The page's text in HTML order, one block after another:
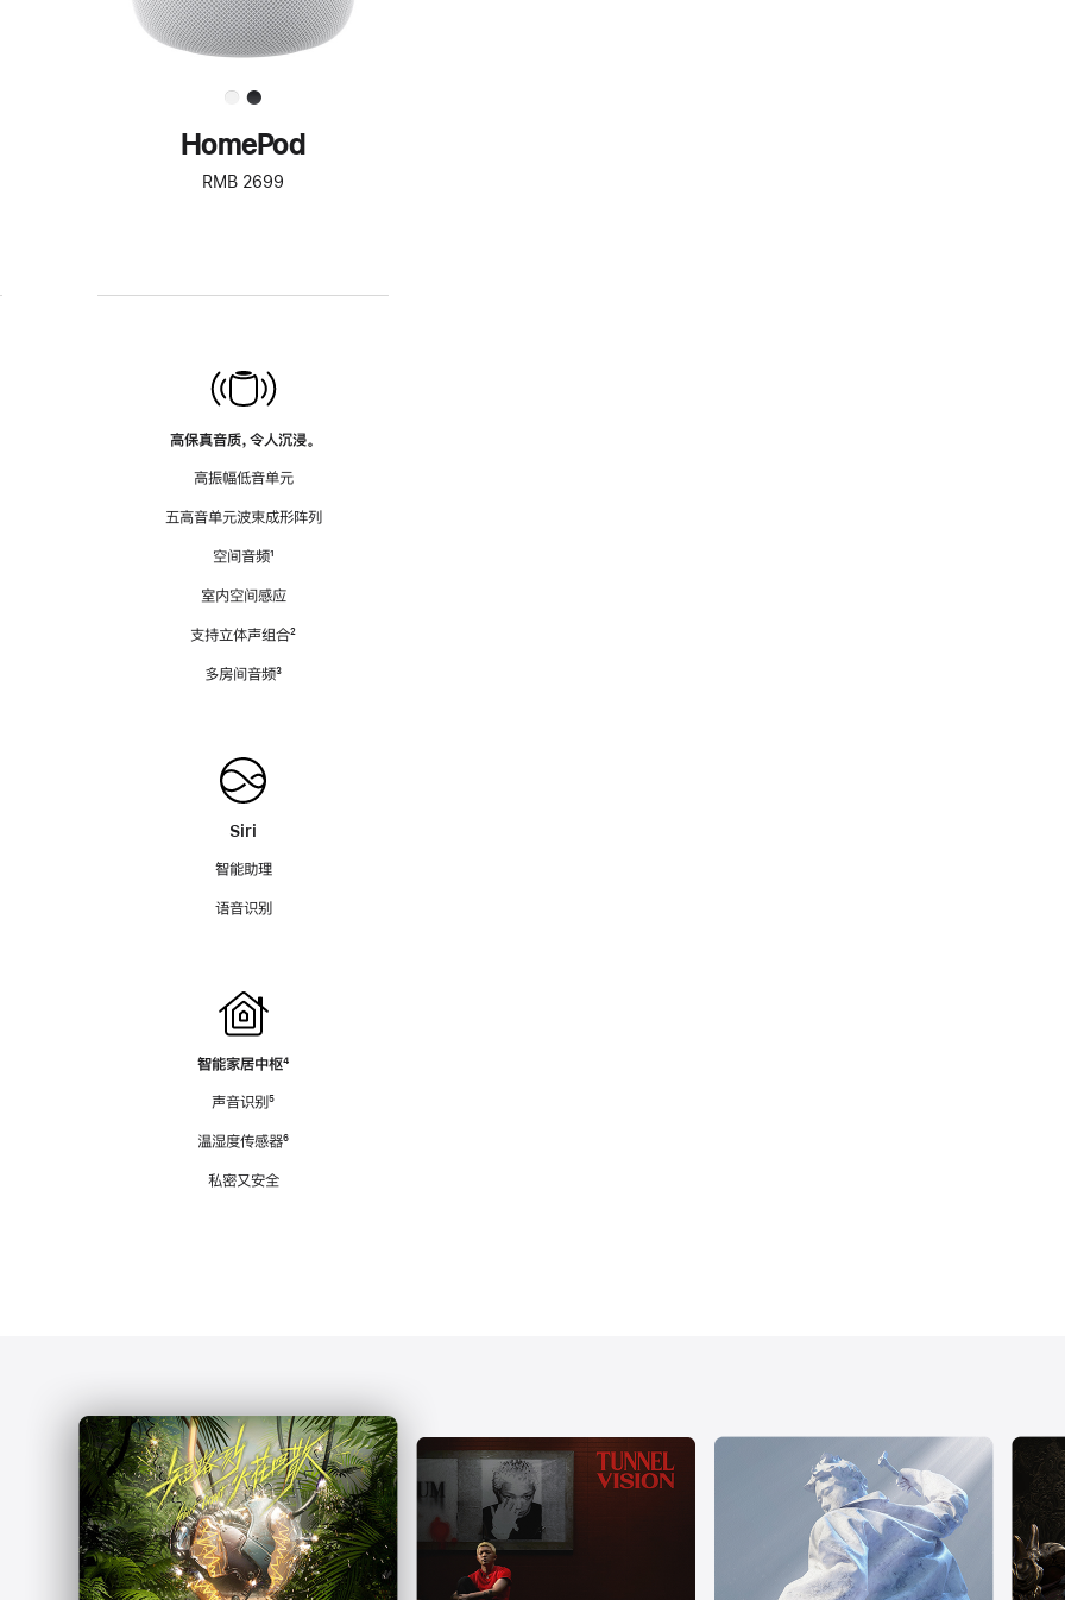
HomePod
RMB 2699
高保真音质，令人沉浸。
高振幅低音单元
五高音单元波束成形阵列
空间音频脚
¹
室内空间感应
支持立体声组合脚
²
多房间音频脚
³
Siri
智能助理
语音识别
智能家居中枢脚
⁴
声音识别脚
⁵
温湿度传感器脚
⁶
私密又安全